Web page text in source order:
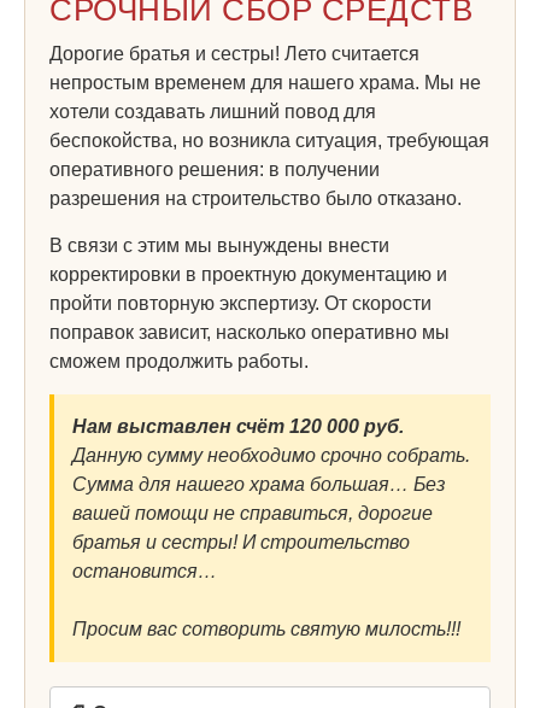
СРОЧНЫЙ СБОР СРЕДСТВ
Дорогие братья и сестры! Лето считается
непростым временем для нашего храма. Мы не
хотели создавать лишний повод для
беспокойства, но возникла ситуация, требующая
оперативного решения: в получении
разрешения на строительство было отказано.
В связи с этим мы вынуждены внести
корректировки в проектную документацию и
пройти повторную экспертизу. От скорости
поправок зависит, насколько оперативно мы
сможем продолжить работы.
Нам выставлен счёт 120 000 руб.
Данную сумму необходимо срочно собрать.
Сумма для нашего храма большая… Без
вашей помощи не справиться, дорогие
братья и сестры! И строительство
остановится…
Просим вас сотворить святую милость!!!